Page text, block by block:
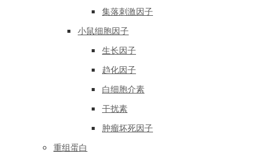
集落刺激因子
小鼠细胞因子
生长因子
趋化因子
白细胞介素
干扰素
肿瘤坏死因子
重组蛋白